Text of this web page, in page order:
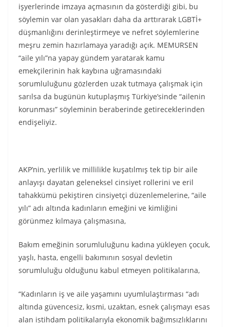
işyerlerinde imzaya açmasının da gösterdiği gibi, bu
söylemin var olan yasakları daha da arttırarak LGBTİ+
düşmanlığını derinleştirmeye ve nefret söylemlerine
meşru zemin hazırlamaya yaradığı açık. MEMURSEN
“aile yılı”na yapay gündem yaratarak kamu
emekçilerinin hak kaybına uğramasındaki
sorumluluğunu gözlerden uzak tutmaya çalışmak için
sarılsa da bugünün kutuplaşmış Türkiye’sinde “ailenin
korunması” söyleminin beraberinde getireceklerinden
endişeliyiz.
AKP’nin, yerlilik ve millilikle kuşatılmış tek tip bir aile
anlayışı dayatan geleneksel cinsiyet rollerini ve eril
tahakkümü pekiştiren cinsiyetçi düzenlemelerine, “aile
yılı” adı altında kadınların emeğini ve kimliğini
görünmez kılmaya çalışmasına,
Bakım emeğinin sorumluluğunu kadına yükleyen çocuk,
yaşlı, hasta, engelli bakımının sosyal devletin
sorumluluğu olduğunu kabul etmeyen politikalarına,
“Kadınların iş ve aile yaşamını uyumlulaştırması “adı
altında güvencesiz, kısmi, uzaktan, esnek çalışmayı esas
alan istihdam politikalarıyla ekonomik bağımsızlıklarını